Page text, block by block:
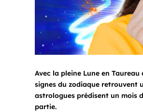
Avec la pleine Lune en
signes du zodiaque retrouvent
astrologues prédisent un mois
partie.